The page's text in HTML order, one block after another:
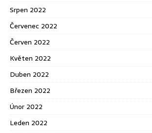
Srpen 2022
Červenec 2022
Červen 2022
Květen 2022
Duben 2022
Březen 2022
Únor 2022
Leden 2022